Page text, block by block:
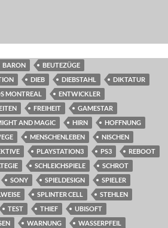
BARON
BEUTEZÜGE
DIEB DIEBSTAHL
DIKTATUR
MONTREAL
ENTWICKLER
FREIHEIT
GAMESTAR
AND MAGIC HIRN
HOFFNUNG
MENSCHENLEBEN
NISCHEN
PLAYSTATION3 PS3
REBOOT
SCHLEICHSPIELE
SCHROT
SONY SPIELDESIGN
SPIELER
SPLINTER CELL
STEHLEN
TEST THIEF
UBISOFT
WARNUNG WASSERPFEIL